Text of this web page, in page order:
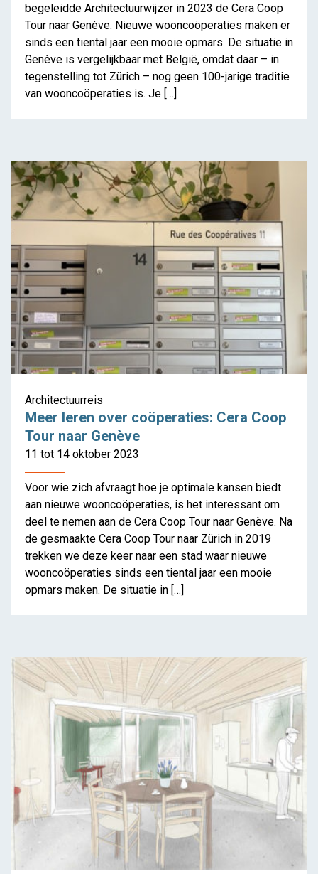
Meer leren over
coöperaties: Cera Coop
Innovatieve woonvormen
Housing Apart Together –
Antwerpen
begeleidde Architectuurwijzer in 2023 de Cera Coop
Tour naar Genève. Nieuwe wooncoöperaties maken er
sinds een tiental jaar een mooie opmars. De situatie in
Genève is vergelijkbaar met België, omdat daar – in
tegenstelling tot Zürich – nog geen 100-jarige traditie
van wooncoöperaties is. Je […]
Architectuurreis
Meer leren over coöperaties: Cera Coop
Tour naar Genève
11 tot 14 oktober 2023
Voor wie zich afvraagt hoe je optimale kansen biedt
aan nieuwe wooncoöperaties, is het interessant om
deel te nemen aan de Cera Coop Tour naar Genève. Na
de gesmaakte Cera Coop Tour naar Zürich in 2019
trekken we deze keer naar een stad waar nieuwe
wooncoöperaties sinds een tiental jaar een mooie
opmars maken. De situatie in […]